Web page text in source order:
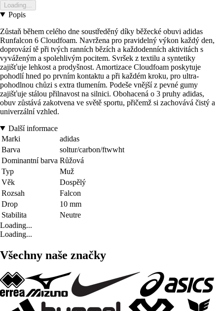
Loading...
Popis
Zůstaň během celého dne soustředěný díky běžecké obuvi adidas
Runfalcon 6 Cloudfoam. Navržena pro pravidelný výkon každý den,
doprovází tě při tvých ranních bězích a každodenních aktivitách s
vyváženým a spolehlivým pocitem. Svršek z textilu a syntetiky
zajišťuje lehkost a prodyšnost. Amortizace Cloudfoam poskytuje
pohodlí hned po prvním kontaktu a při každém kroku, pro ultra-
pohodlnou chůzi s extra tlumením. Podeše vnější z pevné gumy
zajišťuje stálou přilnavost na silnici. Obohacená o 3 pruhy adidas,
obuv zůstává zakotvena ve světě sportu, přičemž si zachovává čistý a
univerzální vzhled.
Další informace
Marki
adidas
Barva
soltur/carbon/ftwwht
Dominantní barva Růžová
Typ
Muž
Věk
Dospělý
Rozsah
Falcon
Drop
10 mm
Stabilita
Neutre
Loading...
Loading...
Všechny naše značky